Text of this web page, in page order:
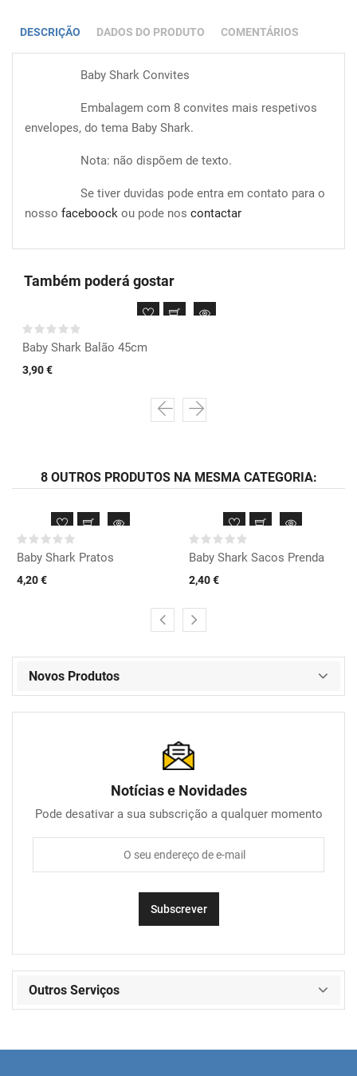
DESCRIÇÃO DADOS DO PRODUTO COMENTÁRIOS
Baby Shark Convites
Embalagem com 8 convites mais respetivos
envelopes, do tema Baby Shark.
Nota: não dispõem de texto.
Se tiver duvidas pode entra em contato para o
nosso faceboock ou pode nos contactar
Também poderá gostar
Baby Shark Balão 45cm
3,90 €
8 OUTROS PRODUTOS NA MESMA CATEGORIA:
Baby Shark Pratos
4,20 €
Baby Shark Sacos Prenda
2,40 €
Novos Produtos
Notícias e Novidades
Pode desativar a sua subscrição a qualquer momento
Outros Serviços